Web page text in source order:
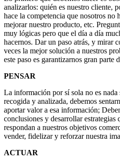
analizarlos: quién es nuestro cliente,
hace la competencia que nosotros no
mejorar nuestro producto, etc.
muy lógicas pero que el día a día
hacernos. Dar un paso atrás, y mirar
veces la mejor solución a nuestros
este paso es garantizarnos gran parte
PENSAR
La información por sí sola no es
recogida y analizada, debemos
aportar valor a esa información;
conclusiones y desarrollar estrategias
respondan a nuestros objetivos
vender, fidelizar y reforzar nuestra
ACTUAR